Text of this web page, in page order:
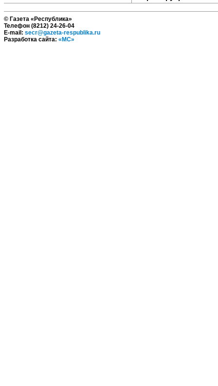
© Газета «Республика»
Телефон (8212) 24-26-04
E-mail: secr@gazeta-respublika.ru
Разработка сайта: «МС»